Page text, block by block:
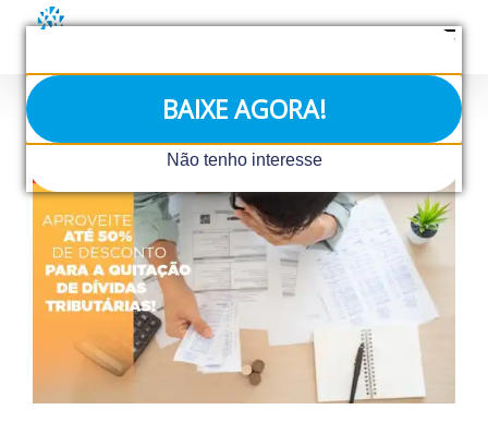
BAIXE AGORA!
Não tenho interesse
conteúdo